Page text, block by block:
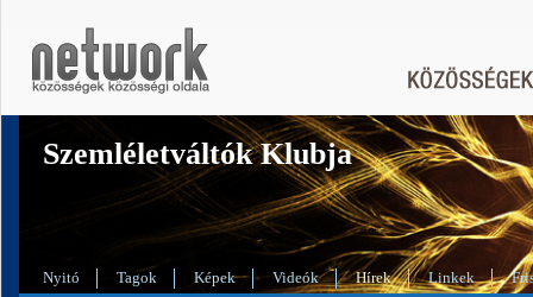
Szemléletváltók Klubja
Nyitó Tagok Képek Videók Hírek Linkek